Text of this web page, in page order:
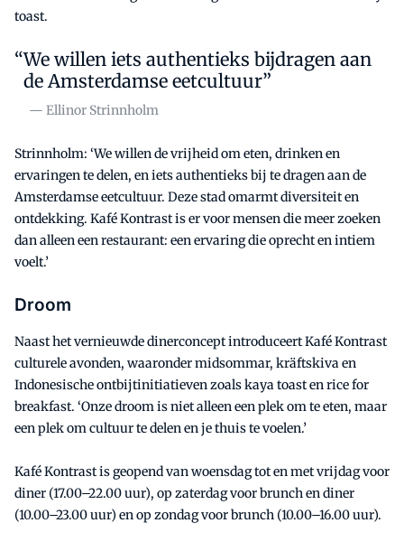
toast.
We willen iets authentieks bijdragen aan
de Amsterdamse eetcultuur”
— Ellinor Strinnholm
Strinnholm: ‘We willen de vrijheid om eten, drinken en
ervaringen te delen, en iets authentieks bij te dragen aan de
Amsterdamse eetcultuur. Deze stad omarmt diversiteit en
ontdekking. Kafé Kontrast is er voor mensen die meer zoeken
dan alleen een restaurant: een ervaring die oprecht en intiem
voelt.’
Droom
Naast het vernieuwde dinerconcept introduceert Kafé Kontrast
culturele avonden, waaronder midsommar, kräftskiva en
Indonesische ontbijtinitiatieven zoals kaya toast en rice for
breakfast. ‘Onze droom is niet alleen een plek om te eten, maar
een plek om cultuur te delen en je thuis te voelen.’
Kafé Kontrast is geopend van woensdag tot en met vrijdag voor
diner (17.00–22.00 uur), op zaterdag voor brunch en diner
(10.00–23.00 uur) en op zondag voor brunch (10.00–16.00 uur).